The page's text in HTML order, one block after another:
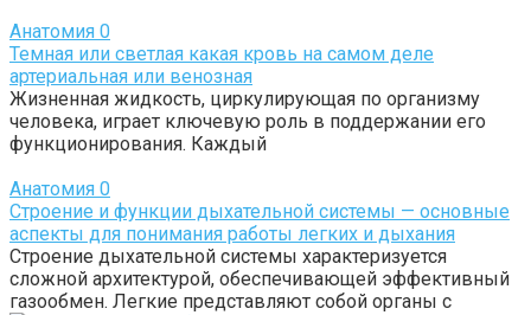
Анатомия 0
Темная или светлая какая кровь на самом деле
артериальная или венозная
Жизненная жидкость, циркулирующая по организму
человека, играет ключевую роль в поддержании его
функционирования. Каждый
Анатомия 0
Строение и функции дыхательной системы — основные
аспекты для понимания работы легких и дыхания
Строение дыхательной системы характеризуется
сложной архитектурой, обеспечивающей эффективный
газообмен. Легкие представляют собой органы с